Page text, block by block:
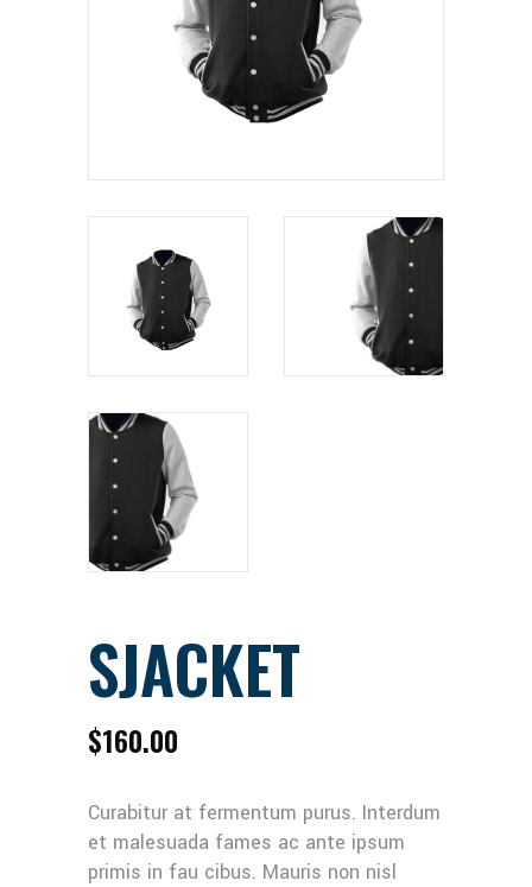
SJACKET
$160.00
Curabitur at fermentum purus. Interdum
et malesuada fames ac ante ipsum
primis in fau cibus. Mauris non nisl